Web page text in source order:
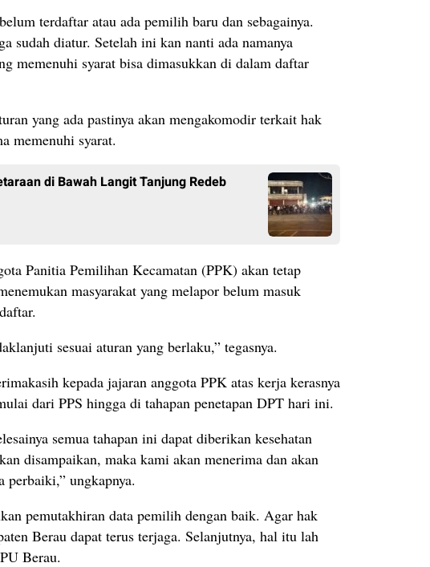
terdaftar atau ada pemilih baru dan sebagainya.
sudah diatur. Setelah ini kan nanti ada namanya
memenuhi syarat bisa dimasukkan di dalam daftar
yang ada pastinya akan mengakomodir terkait hak
memenuhi syarat.
di Bawah Langit Tanjung Redeb
Panitia Pemilihan Kecamatan (PPK) akan tetap
masyarakat yang melapor belum masuk
sesuai aturan yang berlaku,” tegasnya.
kepada jajaran anggota PPK atas kerja kerasnya
dari PPS hingga di tahapan penetapan DPT hari ini.
semua tahapan ini dapat diberikan kesehatan
disampaikan, maka kami akan menerima dan akan
perbaiki,” ungkapnya.
pemutakhiran data pemilih dengan baik. Agar hak
Berau dapat terus terjaga. Selanjutnya, hal itu lah
Berau.